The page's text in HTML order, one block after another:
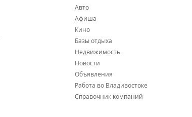
Авто
Афиша
Кино
Базы отдыха
Недвижимость
Новости
Объявления
Работа во Владивостоке
Справочник компаний